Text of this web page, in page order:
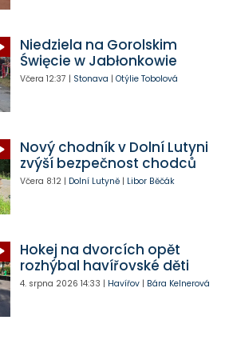
Niedziela na Gorolskim
Święcie w Jabłonkowie
Včera 12:37 | Stonava | Otýlie Tobolová
Nový chodník v Dolní Lutyni
zvýší bezpečnost chodců
Včera 8:12| Dolní Lutyně| Libor Běčák
Hokej na dvorcích opět
rozhýbal havířovské děti
4. srpna 2026 14:33 | Havířov| Bára Kelnerová